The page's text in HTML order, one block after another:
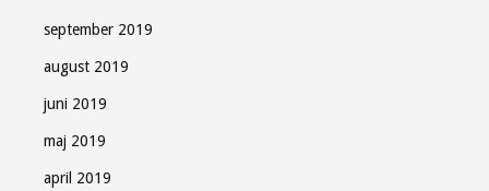
september 2019
august 2019
juni 2019
maj 2019
april 2019